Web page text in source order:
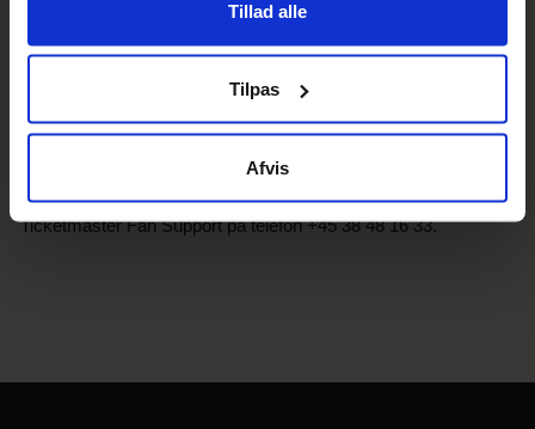
Tillad alle
Tilpas
Afvis
Alle pladser er unummererede siddepladser.
Parkering
Handicapvenlig parkering via Gl. Banegårdsvej
Øvrig parkering i P-huset på Havnegade
Kørestolsbilletter og billetter med ledsager kan bestilles via
Ticketmaster Fan Support på telefon +45 38 48 16 33.